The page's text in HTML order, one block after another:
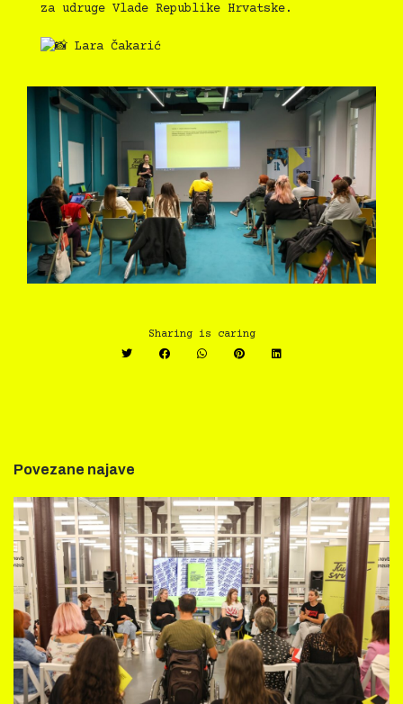
za udruge Vlade Republike Hrvatske.
Lara Čakarić
Sharing is caring
Povezane najave